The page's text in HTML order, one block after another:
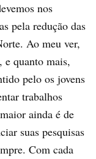
nos
pela redução das
Ao meu ver,
e quanto mais,
pelo os jovens
trabalhos
ainda é de
suas pesquisas
Com cada